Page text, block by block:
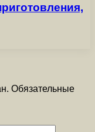
Обязательные